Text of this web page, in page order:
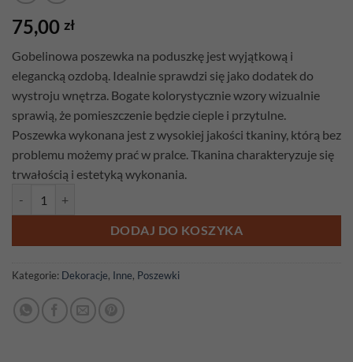
75,00 zł
Gobelinowa poszewka na poduszkę jest wyjątkową i
elegancką ozdobą. Idealnie sprawdzi się jako dodatek do
wystroju wnętrza. Bogate kolorystycznie wzory wizualnie
sprawią, że pomieszczenie będzie cieple i przytulne.
Poszewka wykonana jest z wysokiej jakości tkaniny, którą bez
problemu możemy prać w pralce. Tkanina charakteryzuje się
trwałością i estetyką wykonania.
DODAJ DO KOSZYKA
Kategorie: Dekoracje, Inne, Poszewki